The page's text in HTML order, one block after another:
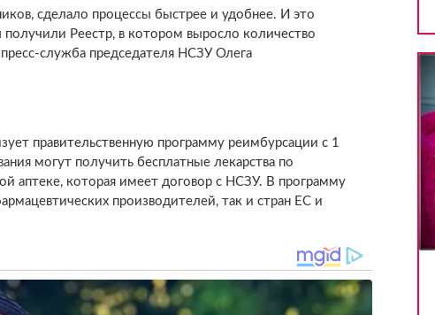
сделало процессы быстрее и удобнее. И это
Реестр, в котором выросло количество
служба председателя НСЗУ Олега
правительственную программу реимбурсации с 1
могут получить бесплатные лекарства по
аптеке, которая имеет договор с НСЗУ. В программу
производителей, так и стран ЕС и